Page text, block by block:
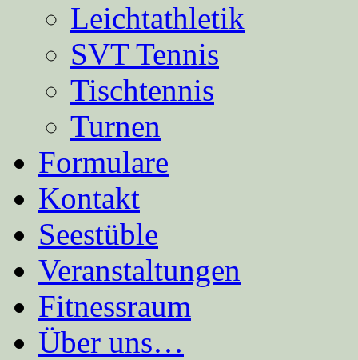
Leichtathletik
SVT Tennis
Tischtennis
Turnen
Formulare
Kontakt
Seestüble
Veranstaltungen
Fitnessraum
Über uns…